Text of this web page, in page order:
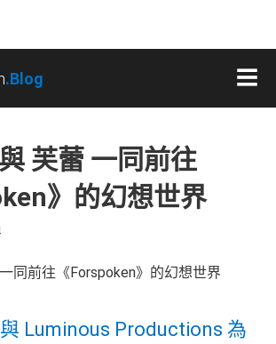
.Blog
芙蕾 一同前往
》的幻想世界
Luminous Productions 為